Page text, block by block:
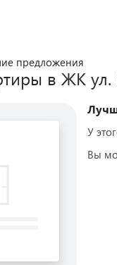
предложения
в ЖК
У
Вы